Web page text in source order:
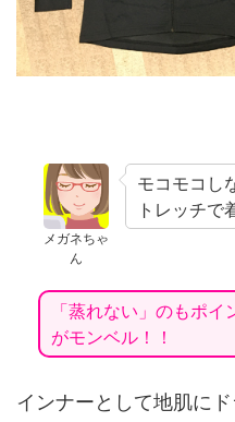
メガネちゃ
ん
モコモコし
トレッチで
「蒸れない」のもポイ
がモンベル！！
インナーとして地肌に